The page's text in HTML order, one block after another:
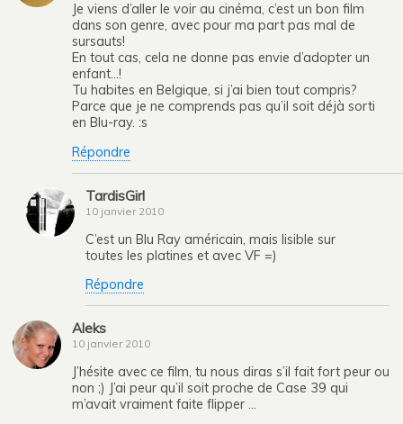
Je viens d’aller le voir au cinéma, c’est un bon film
dans son genre, avec pour ma part pas mal de
sursauts!
En tout cas, cela ne donne pas envie d’adopter un
enfant…!
Tu habites en Belgique, si j’ai bien tout compris?
Parce que je ne comprends pas qu’il soit déjà sorti
en Blu-ray. :s
Répondre
TardisGirl
10 janvier 2010
C’est un Blu Ray américain, mais lisible sur
toutes les platines et avec VF =)
Répondre
Aleks
10 janvier 2010
J’hésite avec ce film, tu nous diras s’il fait fort peur ou
non ;) J’ai peur qu’il soit proche de Case 39 qui
m’avait vraiment faite flipper …